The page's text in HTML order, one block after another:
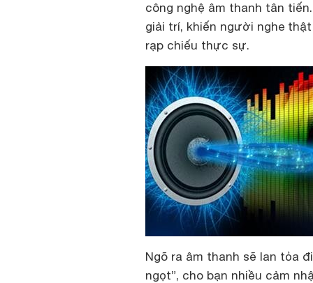
công nghệ âm thanh tân
giải trí, khiến người nghe
rạp chiếu thực sự.
Ngõ ra âm thanh sẽ lan tỏa
ngọt”, cho bạn nhiều cảm